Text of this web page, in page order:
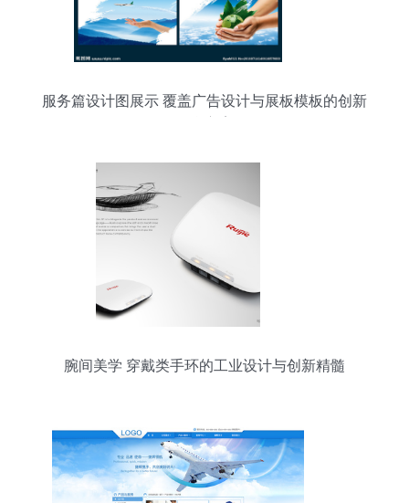
服务篇设计图展示 覆盖广告设计与展板模板的创新
腕间美学 穿戴类手环的工业设计与创新精髓